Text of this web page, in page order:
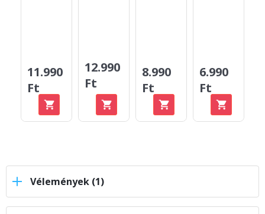
11.990
Ft
12.990
Ft
8.990
Ft
6.990
Ft
Vélemények (1)